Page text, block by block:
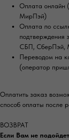
Оплата онлайн
МирПэй)
Оплата по
подтверждения
СБП, СберПэй,
Переводом на
(оператор
Оплатить заказ
способ оплаты после
ВОЗВРАТ
Если Вам не